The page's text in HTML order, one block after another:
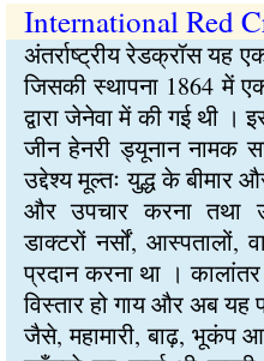
International Red
अंतर्राष्ट्रीय रेडक्रॉस यह
जिसकी स्थापना 1864 में
द्वारा जेनेवा में की गई थी ।
जीन हेनरी ड्यूनान नामक
उद्देश्य मूल्तः युद्ध के बीमार
और उपचार करना तथा
डाक्टरों नर्सों, आस्पतालों,
प्रदान करना था ।
विस्तार हो गाय और अब यह
जैसे, महामारी, बाढ़, भूकंप